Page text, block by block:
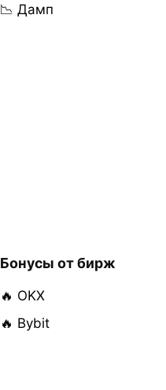
📉 Дамп
Бонусы от бирж
🔥 OKX
🔥 Bybit